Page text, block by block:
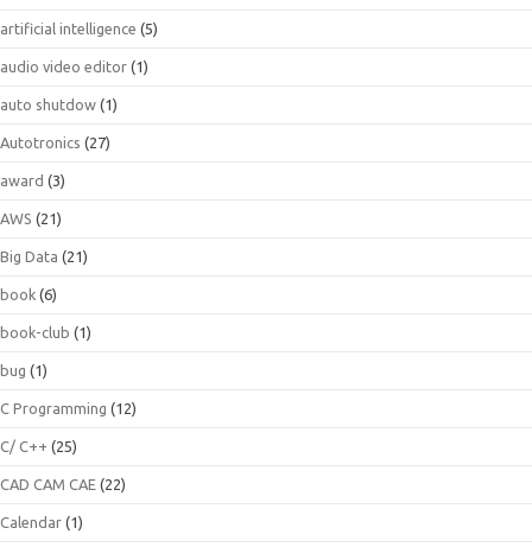
artificial intelligence (5)
audio video editor (1)
auto shutdow (1)
Autotronics (27)
award (3)
AWS (21)
Big Data (21)
book (6)
book-club (1)
bug (1)
C Programming (12)
C/ C++ (25)
CAD CAM CAE (22)
Calendar (1)